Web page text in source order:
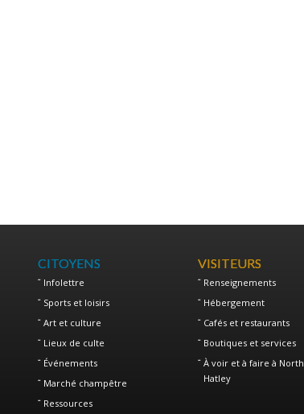
CITOYENS
Infolettre
Sports et loisirs
Art et culture
Lieux de culte
Événements
Marché champêtre
Ressources
VISITEURS
Renseignements
Hébergement
Cafés et restaurants
Boutiques et services
À voir et à faire à North
Hatley